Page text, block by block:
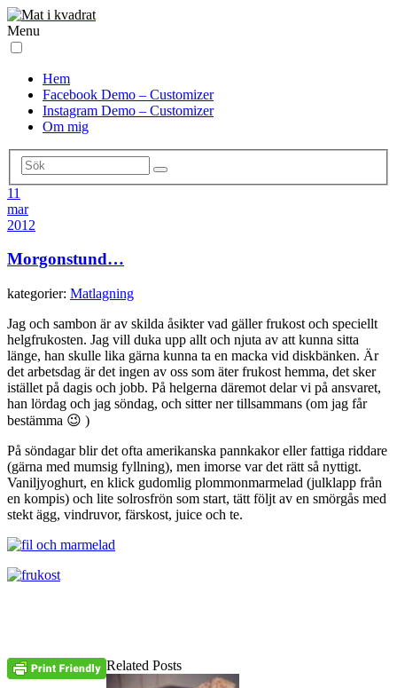
Menu
Hem
Facebook Demo – Customizer
Instagram Demo – Customizer
Om mig
11
mar
2012
Morgonstund…
kategorier: Matlagning
Jag och sambon är av skilda åsikter vad gäller frukost och speciellt
helgfrukosten. Jag vill duka upp allt och njuta av att kunna sitta
länge, han skulle lika gärna kunna ta en macka vid diskbänken. Är
det arbetsdag är det ingen av oss som äter frukost hemma, det sker
istället på dagis och jobb. På helgerna däremot delar vi på ansvaret,
han lördag och jag söndag, och sitter ner tillsammans (om jag får
bestämma 😉 )
På söndagar blir det ofta amerikanska pannkakor eller fattiga riddare
(gärna med mumsig fyllning), men imorse var det rätt så nyttigt.
Vaniljyoghurt, en klick gudomlig plommonmarmelad (julklapp från
en kompis) och lite solrosfrön som start, tätt följt av en smörgås med
stekt ägg, vindruvor, färskost, juice och te.
Related Posts